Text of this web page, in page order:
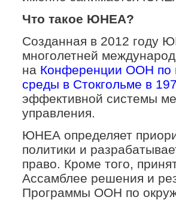
Что такое ЮНЕА?
Созданная в 2012 году
многолетней
на Конференции ООН по
среды в Стокгольме в
эффективной системы
управления.
ЮНЕА определяет
политики и
право. Кроме того,
Ассамблее решения и
Программы ООН по